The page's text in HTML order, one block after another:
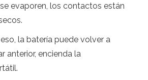
evaporen, los contactos están
la batería puede volver a
anterior, encienda la